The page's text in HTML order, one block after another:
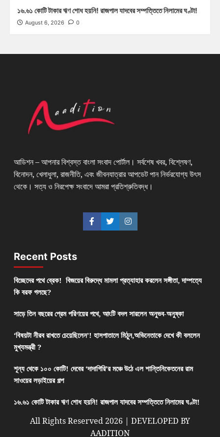
১৬.৬১ কোটি টাকার ঋণ শোধ হয়নি! রাজপাল যাদবের সম্পত্তিতে নিলামের ঘণ্টা!
August 6, 2026 0
আডিশন – আপনার বিশ্বস্ত বাংলা সংবাদ পোর্টাল। সর্বশেষ খবর, বিশ্লেষণ,
বিনোদন, খেলাধুলা, রাজনীতি, এবং জীবনযাত্রার আপডেট পান নির্ভরযোগ্য উৎস
থেকে। সত্য ও নিরপেক্ষ সংবাদে আমরা প্রতিশ্রুতিবদ্ধ।
Recent Posts
বিচ্ছেদের পথে ব্রেক! বিজয়ের বিরুদ্ধে মামলা প্রত্যাহার করলেন সঙ্গীতা, দাম্পত্যে
কি বরফ গলছে?
সাড়ে তিন বছরের প্রেম পরিণয়ের পথে, আংটি বদল সারলেন অনুভব-অনুষ্কা
‘বিষয়টা নীরব রাখতে চেয়েছিলেন’! হাসপাতালে মিঠুন,অভিনেতাকে দেখে কী বললেন
মুখ্যমন্ত্রী ?
শূন্য থেকে ১০০ কোটি! দেবের ‘দাদাগিরি’র মঞ্চে উঠে এল শান্তিনিকেতনের রাম
সাওয়ের লড়াইয়ের গল্প
১৬.৬১ কোটি টাকার ঋণ শোধ হয়নি! রাজপাল যাদবের সম্পত্তিতে নিলামের ঘণ্টা!
All Rights Reserved 2026 | DEVELOPED BY
AADITION